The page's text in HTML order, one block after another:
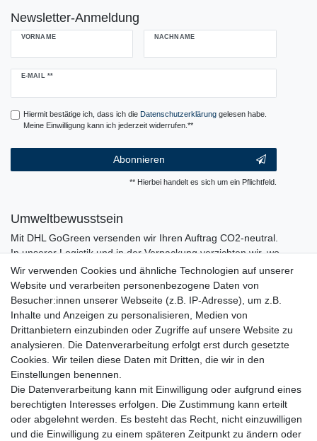
Newsletter-Anmeldung
VORNAME NACHNAME
E-MAIL **
Newsletter
Hiermit bestätige ich, dass ich die Daten­schutz­erklärunggelesen habe.
Meine Einwilligung kann ich jederzeit widerrufen.**
Abonnieren
** Hierbei handelt es sich um ein Pflichtfeld.
Umweltbewusstsein
Mit DHL GoGreen versenden wir Ihren Auftrag CO2-neutral.
In unserer Logistik und in der Verpackung verzichten wir, wo
immer es möglich ist, auf den Einsatz von Kunststoffen und
Plastik.
Wir verwenden Cookies und ähnliche Technologien auf unserer
Website und verarbeiten personenbezogene Daten von
Besucher:innen unserer Webseite (z.B. IP-Adresse), um z.B.
Inhalte und Anzeigen zu personalisieren, Medien von
Drittanbietern einzubinden oder Zugriffe auf unsere Website zu
analysieren. Die Datenverarbeitung erfolgt erst durch gesetzte
Cookies. Wir teilen diese Daten mit Dritten, die wir in den
Einstellungen benennen.
Die Datenverarbeitung kann mit Einwilligung oder aufgrund eines
berechtigten Interesses erfolgen. Die Zustimmung kann erteilt
oder abgelehnt werden. Es besteht das Recht, nicht einzuwilligen
und die Einwilligung zu einem späteren Zeitpunkt zu ändern oder